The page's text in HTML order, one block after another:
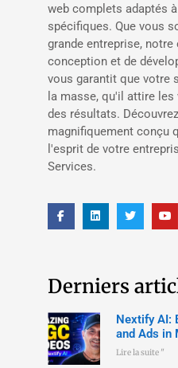
web complets adaptés
spécifiques. Que vous
grande entreprise,
conception et de
vous garantit que votre
la masse, qu'il attire
des résultats.
magnifiquement conçu
l'esprit de votre
Services.
Derniers
Nextify AI:
and Ads in
Lire la suite "